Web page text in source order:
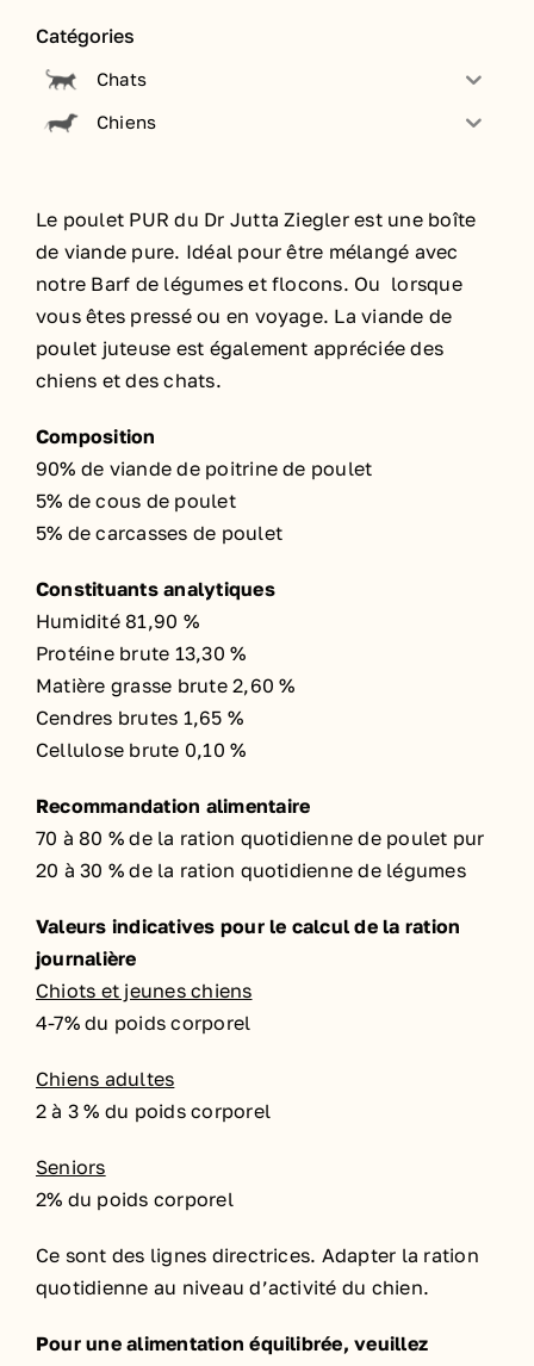
Catégories
Chats
Chiens
Le poulet PUR du Dr Jutta Ziegler est une boîte
de viande pure. Idéal pour être mélangé avec
notre Barf de légumes et flocons. Ou lorsque
vous êtes pressé ou en voyage. La viande de
poulet juteuse est également appréciée des
chiens et des chats.
Composition
90% de viande de poitrine de poulet
5% de cous de poulet
5% de carcasses de poulet
Constituants analytiques
Humidité 81,90 %
Protéine brute 13,30 %
Matière grasse brute 2,60 %
Cendres brutes 1,65 %
Cellulose brute 0,10 %
Recommandation alimentaire
70 à 80 % de la ration quotidienne de poulet pur
20 à 30 % de la ration quotidienne de légumes
Valeurs indicatives pour le calcul de la ration
journalière
Chiots et jeunes chiens
4-7% du poids corporel
Chiens adultes
2 à 3 % du poids corporel
Seniors
2% du poids corporel
Ce sont des lignes directrices. Adapter la ration
quotidienne au niveau d’activité du chien.
Pour une alimentation équilibrée, veuillez